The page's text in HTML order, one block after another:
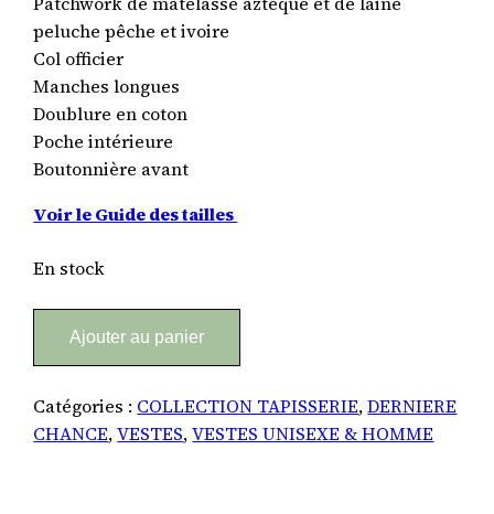
peluche pêche et ivoire
Col officier
Manches longues
Doublure en coton
Poche intérieure
Boutonnière avant
Voir le Guide des tailles
En stock
Unisexe
#7
Ajouter au panier
Catégories : COLLECTION TAPISSERIE,DERNIERE
CHANCE,VESTES,VESTES UNISEXE & HOMME